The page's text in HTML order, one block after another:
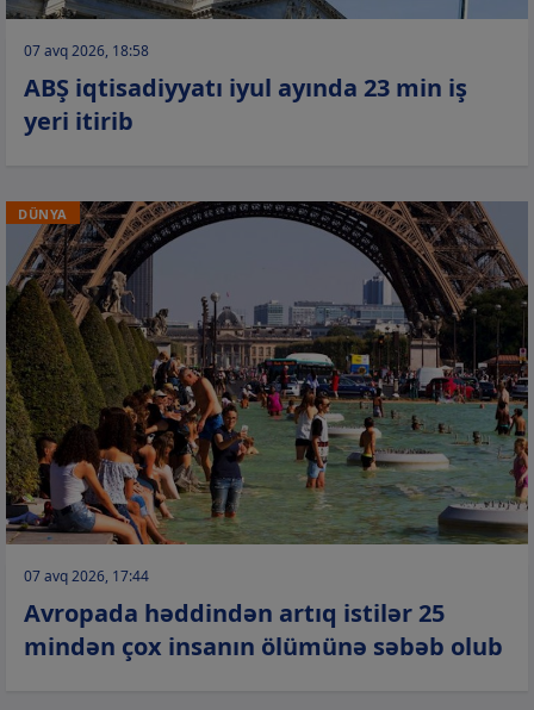
07 avq 2026, 18:58
ABŞ iqtisadiyyatı iyul ayında 23 min iş
yeri itirib
DÜNYA
07 avq 2026, 17:44
Avropada həddindən artıq istilər 25
mindən çox insanın ölümünə səbəb olub